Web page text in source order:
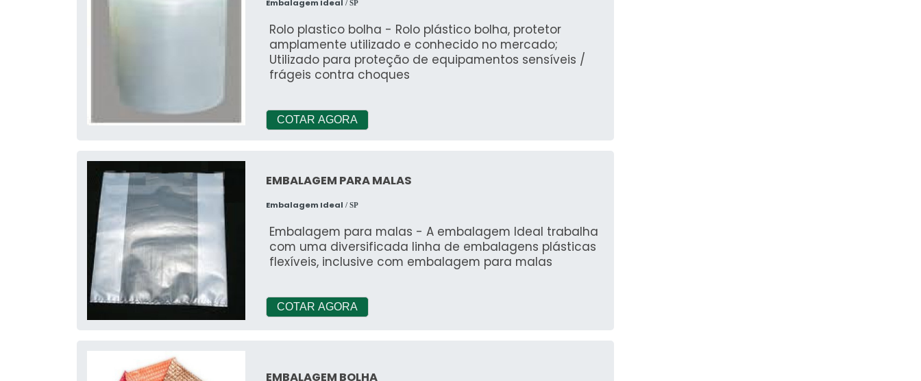
Embalagem Ideal / SP
Rolo plastico bolha - Rolo plástico bolha, protetor
amplamente utilizado e conhecido no mercado;
Utilizado para proteção de equipamentos sensíveis /
frágeis contra choques
COTAR AGORA
EMBALAGEM PARA MALAS
Embalagem Ideal / SP
Embalagem para malas - A embalagem Ideal trabalha
com uma diversificada linha de embalagens plásticas
flexíveis, inclusive com embalagem para malas
COTAR AGORA
EMBALAGEM BOLHA